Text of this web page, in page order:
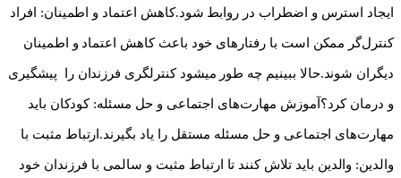
ایجاد استرس و اضطراب در روابط شود.کاهش اعتماد و اطمینان: افراد
کنترل‌گر ممکن است با رفتارهای خود باعث کاهش اعتماد و اطمینان
دیگران شوند.حالا ببینیم چه طور میشود کنترلگری فرزندان را پیشگیری
و درمان کرد؟آموزش مهارت‌های اجتماعی و حل مسئله: کودکان باید
مهارت‌های اجتماعی و حل مسئله مستقل را یاد بگیرند.ارتباط مثبت با
والدین: والدین باید تلاش کنند تا ارتباط مثبت و سالمی با فرزندان خود